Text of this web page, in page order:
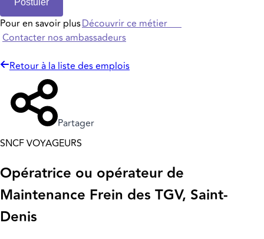
Postuler
Pour en savoir plusDécouvrir ce métier
Contacter nos ambassadeurs
Retour à la liste des emplois
Partager
SNCF VOYAGEURS
Opératrice ou opérateur de
Maintenance Frein des TGV, Saint-
Denis